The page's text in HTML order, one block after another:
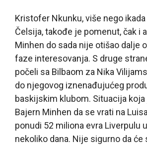
Kristofer Nkunku, više nego
Čelsija, takođe je pomenut, čak i
Minhen do sada nije otišao dalje
faze interesovanja. S druge
počeli sa Bilbaom za Nika
do njegovog iznenađujućeg
baskijskim klubom. Situacija koja
Bajern Minhen da se vrati na
ponudi 52 miliona evra Liverpulu
nekoliko dana. Nije sigurno da će